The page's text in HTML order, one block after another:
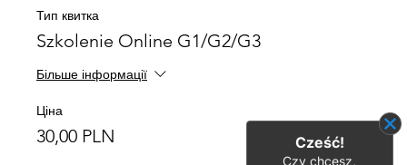
Тип квитка
Szkolenie Online G1/G2/G3
Більше інформації
Ціна
30,00 PLN Cześć!
Czy chcesz,